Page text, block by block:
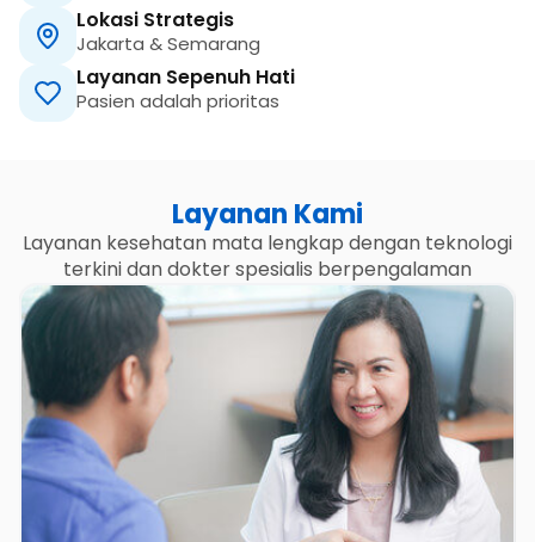
Lokasi Strategis
Jakarta & Semarang
Layanan Sepenuh Hati
Pasien adalah prioritas
Layanan Kami
Layanan kesehatan mata lengkap dengan teknologi
terkini dan dokter spesialis berpengalaman